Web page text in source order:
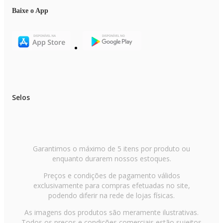
Garantia: 12 meses
Itens inclusos
01 Prancha Alisadora
01 Manual de instruções
Baixe o App
Selos
Garantimos o máximo de 5 itens por produto ou
enquanto durarem nossos estoques.
Preços e condições de pagamento válidos
exclusivamente para compras efetuadas no site,
podendo diferir na rede de lojas físicas.
As imagens dos produtos são meramente ilustrativas.